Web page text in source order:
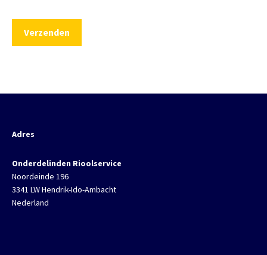
Adres
Onderdelinden Rioolservice
Noordeinde 196
3341 LW Hendrik-Ido-Ambacht
Nederland